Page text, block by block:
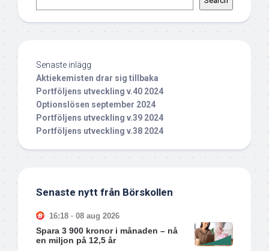
Senaste inlägg
Aktiekemisten drar sig tillbaka
Portföljens utveckling v.40 2024
Optionslösen september 2024
Portföljens utveckling v.39 2024
Portföljens utveckling v.38 2024
Senaste nytt från Börskollen
16:18 · 08 aug 2026
Spara 3 900 kronor i månaden – nå
en miljon på 12,5 år